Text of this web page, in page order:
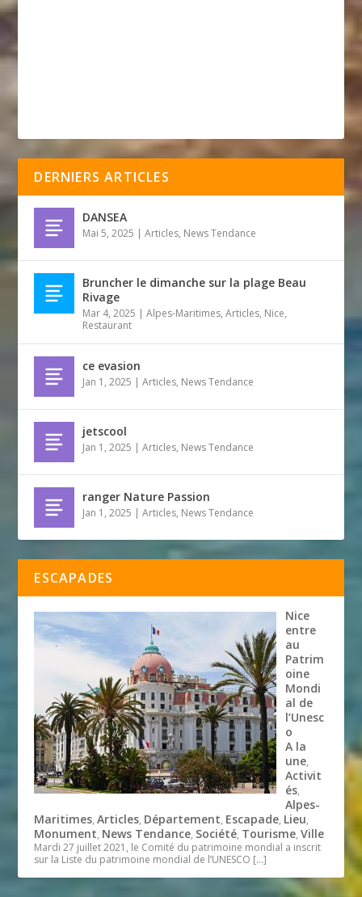
DERNIERS ARTICLES
DANSEA
Mai 5, 2025 |Articles, News Tendance
Bruncher le dimanche sur la plage Beau
Rivage
Mar 4, 2025 |Alpes-Maritimes,Articles, Nice,
Restaurant
ce evasion
Jan 1, 2025 |Articles, News Tendance
jetscool
Jan 1, 2025 |Articles, News Tendance
ranger Nature Passion
Jan 1, 2025 |Articles, News Tendance
ESCAPADES
Nice
entre
au
Patrim
oine
Mondi
al de
l’Unesc
o
A la
une,
Activit
és,
Alpes-
Maritimes,Articles, Département, Escapade, Lieu,
Monument, News Tendance, Société, Tourisme,Ville
Mardi 27 juillet 2021, le Comité du patrimoine mondial a inscrit
sur la Liste du patrimoine mondial de l’UNESCO […]